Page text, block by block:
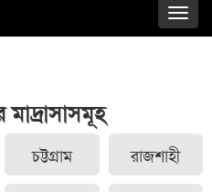
চট্টগ্রাম রাজশাহী